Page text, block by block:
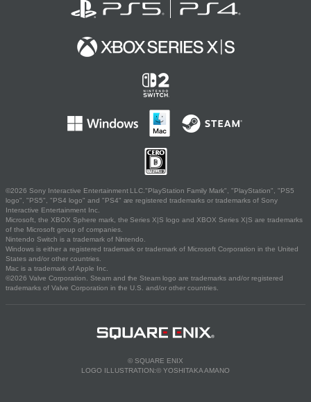
©2026 Sony Interactive Entertainment LLC."PlayStation Family Mark", "PlayStation", "PS5
logo", "PS5", "PS4 logo" and "PS4" are registered trademarks or trademarks of Sony
Interactive Entertainment Inc.
Microsoft, the XBOX Sphere mark, the Series X|S logo and XBOX Series X|S are trademarks
of the Microsoft group of companies.
Nintendo Switch is a trademark of Nintendo.
Windows is either a registered trademark or trademark of Microsoft Corporation in the United
States and/or other countries.
Mac is a trademark of Apple Inc.
©2026 Valve Corporation. Steam and the Steam logo are trademarks and/or registered
trademarks of Valve Corporation in the U.S. and/or other countries.
© SQUARE ENIX
LOGO ILLUSTRATION:© YOSHITAKA AMANO